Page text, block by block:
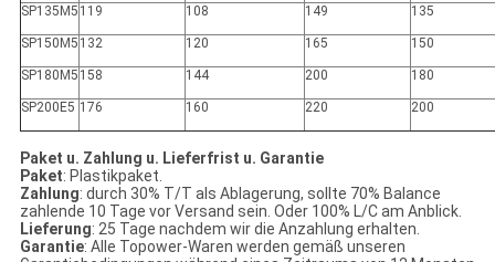
SP135M5 119 108 149 135
SP150M5 132 120 165 150
SP180M5 158 144 200 180
SP200E5 176 160 220 200
Paket u. Zahlung u. Lieferfrist u. Garantie
Paket: Plastikpaket.
Zahlung: durch 30% T/T als Ablagerung, sollte 70% Balance
zahlende 10 Tage vor Versand sein. Oder 100% L/C am Anblick.
Lieferung: 25 Tage nachdem wir die Anzahlung erhalten.
Garantie: Alle Topower-Waren werden gemäß unseren